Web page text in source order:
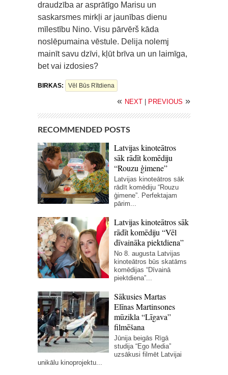
draudzība ar asprātīgo Marisu un
saskarsmes mirkļi ar jaunības dienu
mīlestību Nino. Visu pārvērš kāda
noslēpumaina vēstule. Delija nolemj
mainīt savu dzīvi, kļūt brīva un un laimīga,
bet vai izdosies?
BIRKAS: Vēl Būs Rītdiena
« NEXT PREVIOUS »
RECOMMENDED POSTS
Latvijas kinoteātros
sāk rādīt komēdiju
“Rouzu ģimene”
Latvijas kinoteātros sāk
rādīt komēdiju “Rouzu
ģimene”. Perfektajam
pārim...
Latvijas kinoteātros sāk
rādīt komēdiju “Vēl
dīvaināka piektdiena”
No 8. augusta Latvijas
kinoteātros būs skatāms
komēdijas “Dīvainā
piektdiena”...
Sākusies Martas
Elīnas Martinsones
mūzikla “Līgava”
filmēšana
Jūnija beigās Rīgā
studija “Ego Media”
uzsākusi filmēt Latvijai
unikālu kinoprojektu...